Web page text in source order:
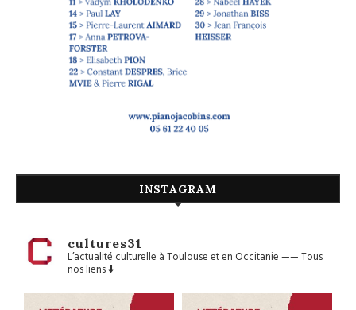
INSTAGRAM
cultures31
L’actualité culturelle à Toulouse et en Occitanie——Tous
nos liens ⬇️